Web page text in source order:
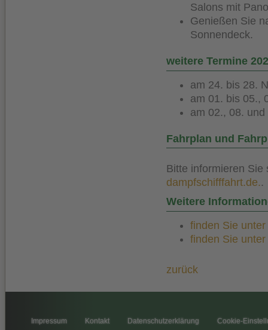
Salons mit
Genießen Sie
Sonnendeck.
weitere Termine
am 24. bis 28.
am 01. bis 05.,
am 02., 08.
Fahrplan und
Bitte informieren
dampfschifffahrt.de..
Weitere
finden Sie
finden Sie
zurück
Impressum Kontakt Datenschutzerklärung Cookie-